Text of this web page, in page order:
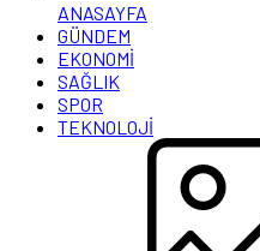
ANASAYFA
GÜNDEM
EKONOMİ
SAĞLIK
SPOR
TEKNOLOJİ